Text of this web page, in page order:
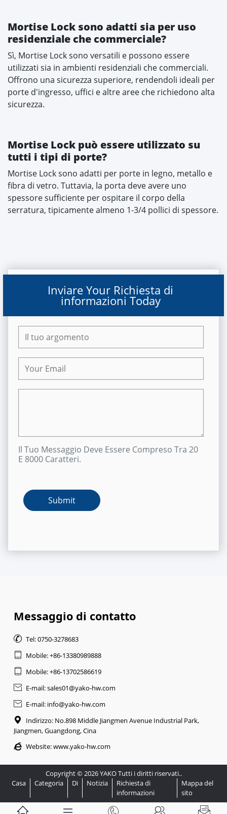
Mortise Lock sono adatti sia per uso
residenziale che commerciale?
Sì, Mortise Lock sono versatili e possono essere
utilizzati sia in ambienti residenziali che commerciali.
Offrono una sicurezza superiore, rendendoli ideali per
porte d'ingresso, uffici e altre aree che richiedono alta
sicurezza.
Mortise Lock può essere utilizzato su
tutti i tipi di porte?
Mortise Lock sono adatti per porte in legno, metallo e
fibra di vetro. Tuttavia, la porta deve avere uno
spessore sufficiente per ospitare il corpo della
serratura, tipicamente almeno 1-3/4 pollici di spessore.
Inviare Your Richiesta di
informazioni Today
Il Tuo Messaggio Deve Essere Compreso Tra 20
E 8000 Caratteri.
Messaggio di contatto
 Tel: 0750-3278683
 Mobile: +86-13380989888
 Mobile: +86-13702586619
 E-mail: sales01@yako-hw.com
 E-mail: info@yako-hw.com

Indirizzo: No.898 Middle Jiangmen Avenue Industrial Park,
Jiangmen, Guangdong, Cina
 Website:www.yako-hw.com
Copyright © 2026 YAKO Tutti i diritti riservati..
Casa
Categoria Di Notizia
Richiesta di
informazioni
Mappa del
sito
    